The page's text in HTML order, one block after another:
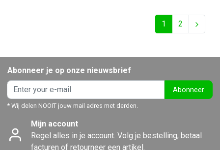
1 2
Abonneer je op onze nieuwsbrief
Abonneer
* Wij delen NOOIT jouw mail adres met derden.
Mijn account
Regel alles in je account. Volg je bestelling, betaal
facturen of retourneer een artikel.